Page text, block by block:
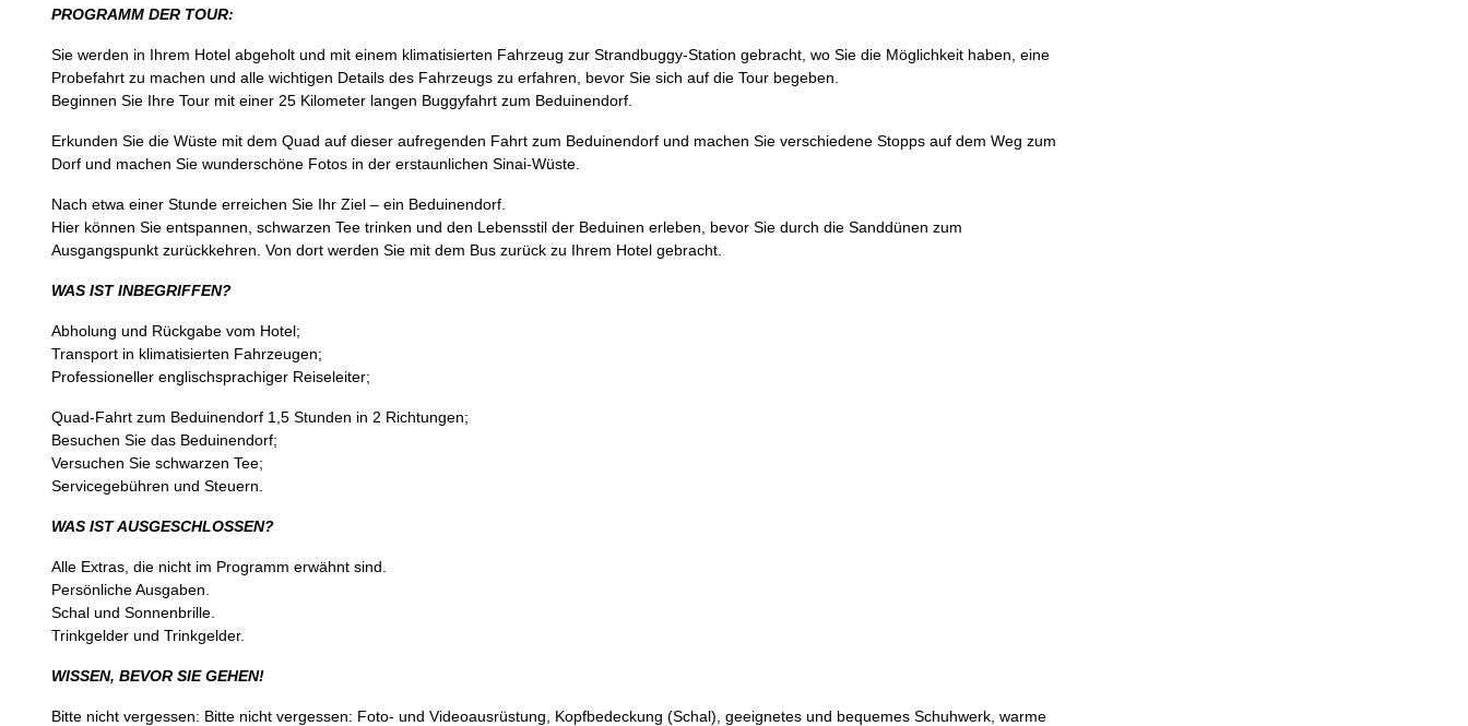
PROGRAMM DER TOUR:
Sie werden in Ihrem Hotel abgeholt und mit einem klimatisierten Fahrzeug zur Strandbuggy-Station gebracht, wo Sie die Möglichkeit haben, eine
Probefahrt zu machen und alle wichtigen Details des Fahrzeugs zu erfahren, bevor Sie sich auf die Tour begeben.
Beginnen Sie Ihre Tour mit einer 25 Kilometer langen Buggyfahrt zum Beduinendorf.
Erkunden Sie die Wüste mit dem Quad auf dieser aufregenden Fahrt zum Beduinendorf und machen Sie verschiedene Stopps auf dem Weg zum
Dorf und machen Sie wunderschöne Fotos in der erstaunlichen Sinai-Wüste.
Nach etwa einer Stunde erreichen Sie Ihr Ziel – ein Beduinendorf.
Hier können Sie entspannen, schwarzen Tee trinken und den Lebensstil der Beduinen erleben, bevor Sie durch die Sanddünen zum
Ausgangspunkt zurückkehren. Von dort werden Sie mit dem Bus zurück zu Ihrem Hotel gebracht.
WAS IST INBEGRIFFEN?
Abholung und Rückgabe vom Hotel;
Transport in klimatisierten Fahrzeugen;
Professioneller englischsprachiger Reiseleiter;
Quad-Fahrt zum Beduinendorf 1,5 Stunden in 2 Richtungen;
Besuchen Sie das Beduinendorf;
Versuchen Sie schwarzen Tee;
Servicegebühren und Steuern.
WAS IST AUSGESCHLOSSEN?
Alle Extras, die nicht im Programm erwähnt sind.
Persönliche Ausgaben.
Schal und Sonnenbrille.
Trinkgelder und Trinkgelder.
WISSEN, BEVOR SIE GEHEN!
Bitte nicht vergessen: Bitte nicht vergessen: Foto- und Videoausrüstung, Kopfbedeckung (Schal), geeignetes und bequemes Schuhwerk, warme